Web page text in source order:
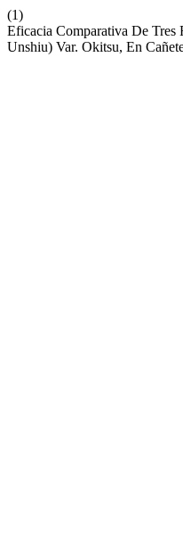
(1)
Eficacia Comparativa De
Unshiu) Var. Okitsu, En